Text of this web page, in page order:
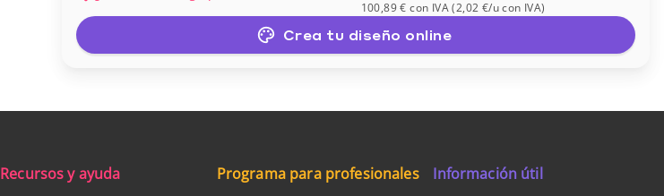
100,89 € con IVA(2,02 €/ucon IVA)
Crea tu diseño online
Recursos y ayuda Programa para profesionales Información útil